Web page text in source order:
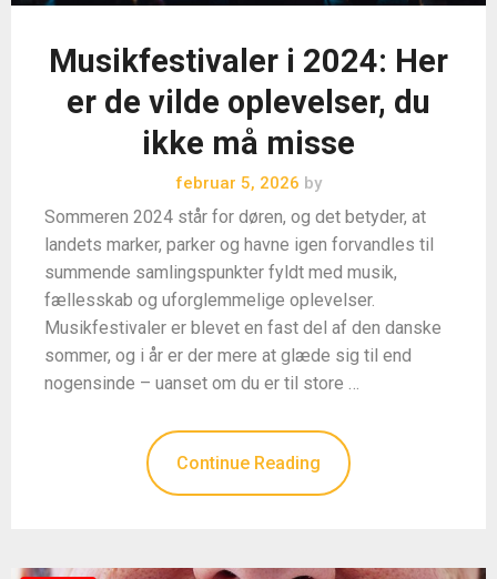
Musikfestivaler i 2024: Her
er de vilde oplevelser, du
ikke må misse
februar 5, 2026 by
Sommeren 2024 står for døren, og det betyder, at
landets marker, parker og havne igen forvandles til
summende samlingspunkter fyldt med musik,
fællesskab og uforglemmelige oplevelser.
Musikfestivaler er blevet en fast del af den danske
sommer, og i år er der mere at glæde sig til end
nogensinde – uanset om du er til store …
Continue Reading